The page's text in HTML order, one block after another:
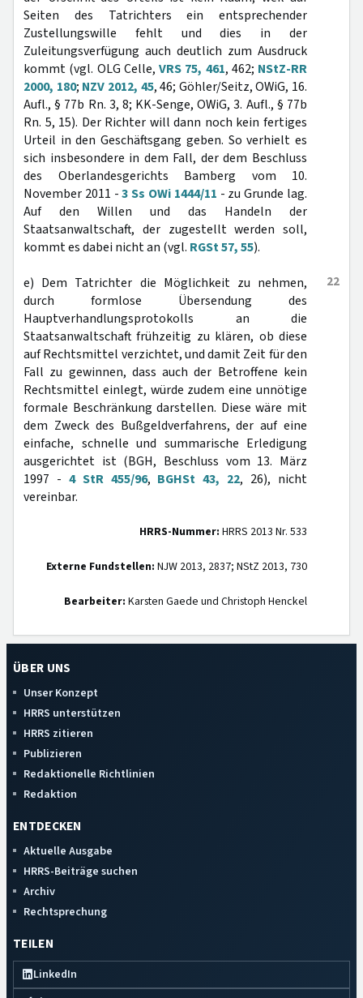
Seiten des Tatrichters ein entsprechender
Zustellungswille fehlt und dies in der
Zuleitungsverfügung auch deutlich zum Ausdruck
kommt (vgl. OLG Celle, VRS 75, 461, 462; NStZ-RR
2000, 180; NZV 2012, 45, 46; Göhler/Seitz, OWiG, 16.
Aufl., § 77b Rn. 3, 8; KK-Senge, OWiG, 3. Aufl., § 77b
Rn. 5, 15). Der Richter will dann noch kein fertiges
Urteil in den Geschäftsgang geben. So verhielt es
sich insbesondere in dem Fall, der dem Beschluss
des Oberlandesgerichts Bamberg vom 10.
November 2011 -3 Ss OWi 1444/11 - zu Grunde lag.
Auf den Willen und das Handeln der
Staatsanwaltschaft, der zugestellt werden soll,
kommt es dabei nicht an (vgl. RGSt 57, 55).
22
e) Dem Tatrichter die Möglichkeit zu nehmen,
durch formlose Übersendung des
Hauptverhandlungsprotokolls an die
Staatsanwaltschaft frühzeitig zu klären, ob diese
auf Rechtsmittel verzichtet, und damit Zeit für den
Fall zu gewinnen, dass auch der Betroffene kein
Rechtsmittel einlegt, würde zudem eine unnötige
formale Beschränkung darstellen. Diese wäre mit
dem Zweck des Bußgeldverfahrens, der auf eine
einfache, schnelle und summarische Erledigung
ausgerichtet ist (BGH, Beschluss vom 13. März
1997 - 4 StR 455/96, BGHSt 43, 22, 26), nicht
vereinbar.
HRRS-Nummer: HRRS 2013 Nr. 533
Externe Fundstellen: NJW 2013, 2837; NStZ 2013, 730
Bearbeiter: Karsten Gaede und Christoph Henckel
ÜBER UNS
Unser Konzept
HRRS unterstützen
HRRS zitieren
Publizieren
Redaktionelle Richtlinien
Redaktion
ENTDECKEN
Aktuelle Ausgabe
HRRS-Beiträge suchen
Archiv
Rechtsprechung
TEILEN
LinkedIn